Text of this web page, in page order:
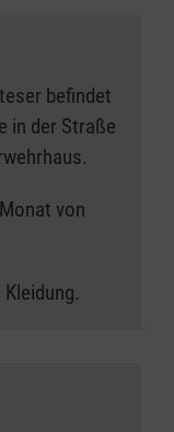
gewohnt nur
Hemden
gehören
Podcast
was wir in
befindet
in der Straße
von